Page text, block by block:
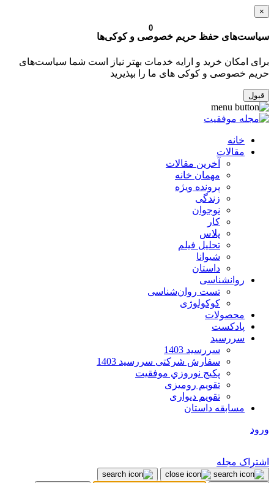
×
سیاست‌های حفظ حریم خصوصی و کوکی‌ها
برای امکان خرید و ارایه خدمات بهتر نیاز است شما سیاست‌های
حریم خصوصی و کوکی های ما را بپذیرید
قبول
خانه
مقالات
آخرین مقالات
مهمان خانه
پرونده ویژه
زندگی
نوجوان
کار
پلاس
تحلیل فیلم
شیوانا
داستان
روانشناسی
تست روان‌شناسی
کوکولوژی
محصولات
پادکست
سررسید
سررسید 1403
سفارش شرکتی سررسید 1403
پکيج نوروزي موفقيت
تقویم رومیزی
تقویم دیواری
مسابقه داستان
ورود
اشتراک مجله
0